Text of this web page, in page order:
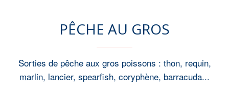
PÊCHE AU GROS
Sorties de pêche aux gros poissons : thon, requin,
marlin, lancier, spearfish, coryphène, barracuda...